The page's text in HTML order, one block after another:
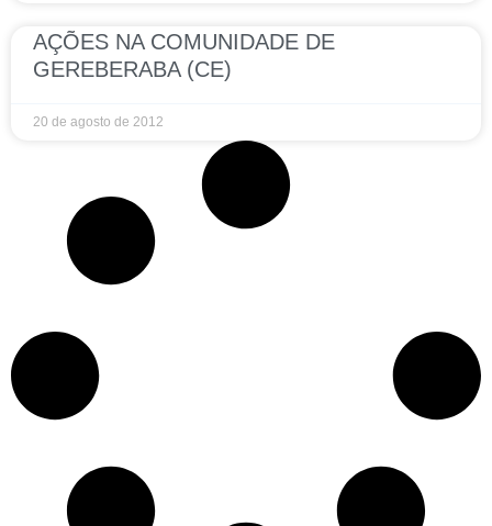
AÇÕES NA COMUNIDADE DE
GEREBERABA (CE)
20 de agosto de 2012